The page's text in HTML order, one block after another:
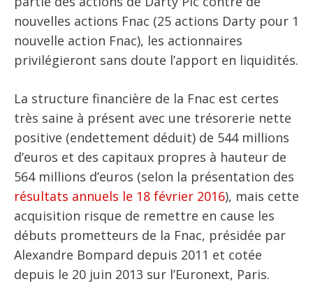
nouvelles actions Fnac (25 actions Darty pour 1
nouvelle action Fnac), les actionnaires
privilégieront sans doute l’apport en liquidités.
La structure financière de la Fnac est certes
très saine à présent avec une trésorerie nette
positive (endettement déduit) de 544 millions
d’euros et des capitaux propres à hauteur de
564 millions d’euros (selon la présentation des
résultats annuels le 18 février 2016), mais cette
acquisition risque de remettre en cause les
débuts prometteurs de la Fnac, présidée par
Alexandre Bompard depuis 2011 et cotée
depuis le 20 juin 2013 sur l’Euronext, Paris.